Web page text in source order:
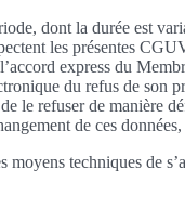
dont la durée est
les présentes
express du
du refus de
le refuser de manière
de ces
techniques de